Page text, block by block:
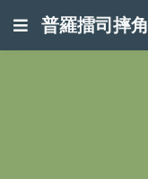
普羅擂司摔角